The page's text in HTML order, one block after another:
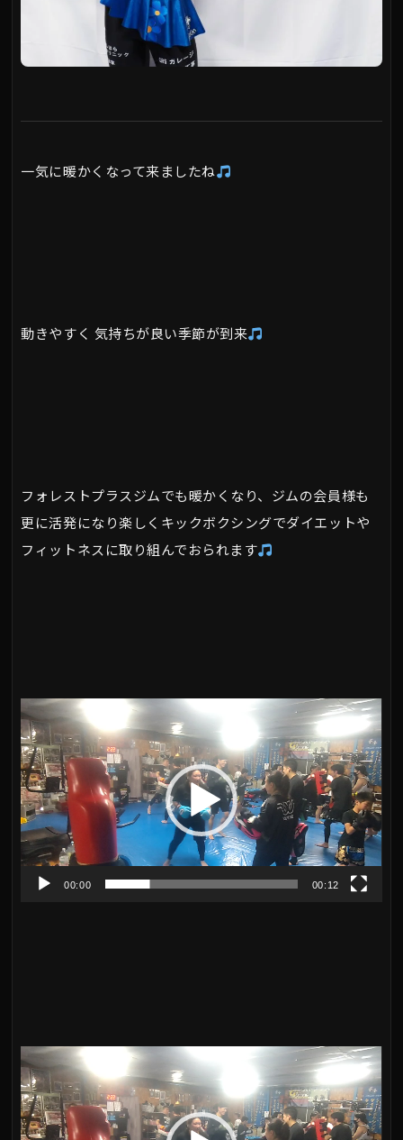
一気に暖かくなって来ましたね
動きやすく 気持ちが良い季節が到来
フォレストプラスジムでも暖かくなり、ジムの会員様も
更に活発になり楽しくキックボクシングでダイエットや
フィットネスに取り組んでおられます
動
画
プ
レ
ー
ヤ
00:00 00:12
動
画
プ